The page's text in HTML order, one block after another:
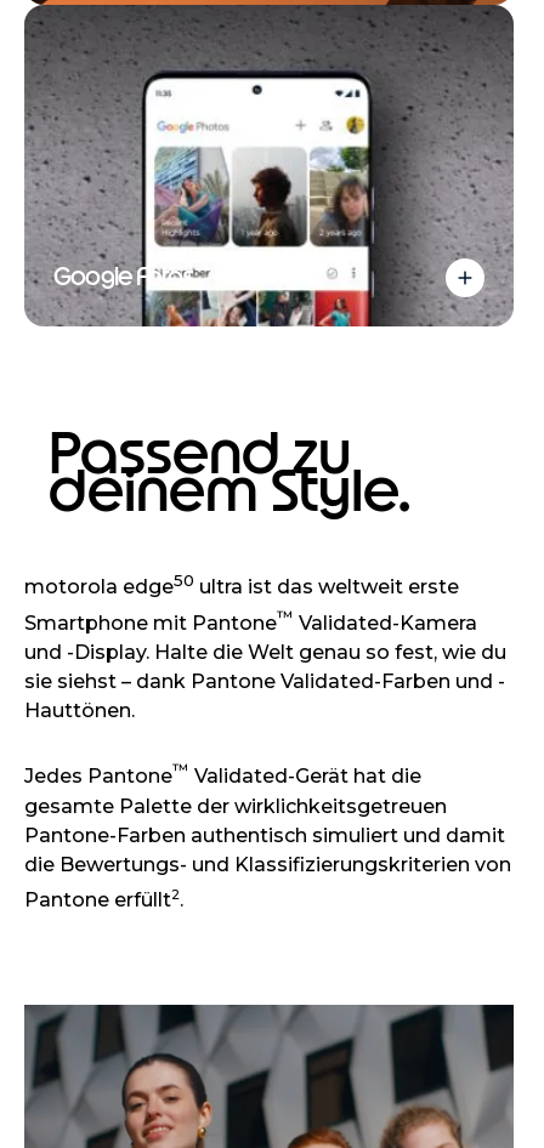
Google Fotos
Passend zu
deinem Style.
motorola edge50 ultra ist das weltweit erste
Smartphone mit Pantone™ Validated-Kamera
und -Display. Halte die Welt genau so fest, wie du
sie siehst – dank Pantone Validated-Farben und -
Hauttönen.
Jedes Pantone™ Validated-Gerät hat die
gesamte Palette der wirklichkeitsgetreuen
Pantone-Farben authentisch simuliert und damit
die Bewertungs- und Klassifizierungskriterien von
Pantone erfüllt2.